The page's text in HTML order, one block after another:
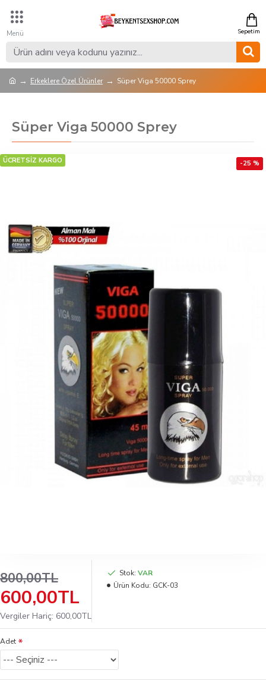
Erkeklere Özel Ürünler Süper Viga 50000 Sprey
Süper Viga 50000 Sprey
ÜCRETSİZ KARGO -25 %
600,00TL
800,00TL
Vergiler Hariç: 600,00TL
Stok: VAR
Ürün Kodu: GCK-03
Adet